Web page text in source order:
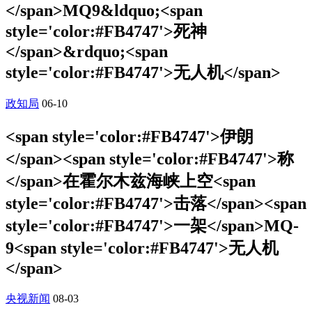
</span>MQ9&ldquo;<span
style='color:#FB4747'>死神
</span>&rdquo;<span
style='color:#FB4747'>无人机</span>
政知局 06-10
<span style='color:#FB4747'>伊朗
</span><span style='color:#FB4747'>称
</span>在霍尔木兹海峡上空<span
style='color:#FB4747'>击落</span><span
style='color:#FB4747'>一架</span>MQ-
9<span style='color:#FB4747'>无人机
</span>
央视新闻 08-03